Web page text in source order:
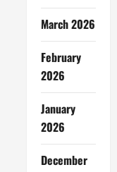
March 2026
February
2026
January
2026
December